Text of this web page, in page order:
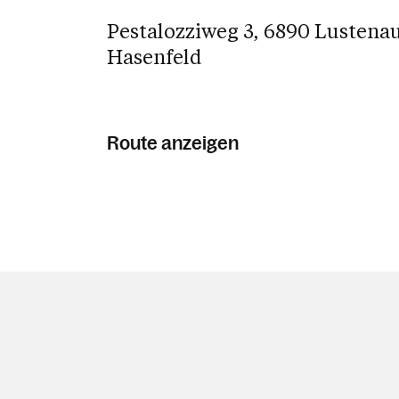
Pestalozziweg 3, 6890
Hasenfeld
Route anzeigen